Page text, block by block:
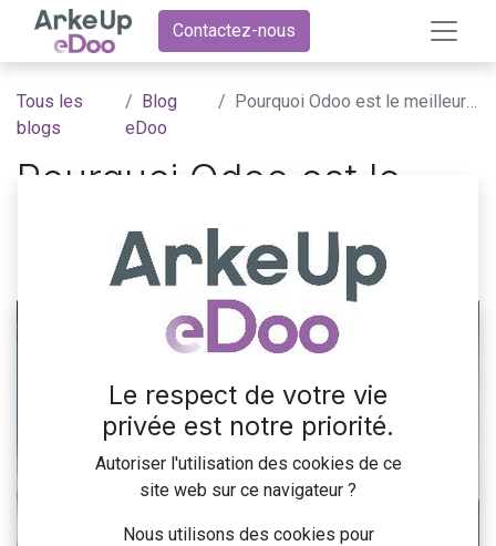
Contactez-nous
Tous les
blogs
Blog
eDoo
Pourquoi Odoo est le meilleur CRM ?
Pourquoi Odoo est le
meilleur CRM ?
27 août 2024 par ArkeUp eDoo
Le respect de votre vie
privée est notre priorité.
Autoriser l'utilisation des cookies de ce
site web sur ce navigateur ?
Nous utilisons des cookies pour